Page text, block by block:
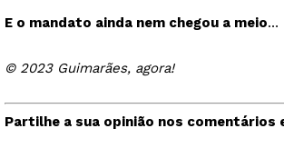
E o mandato ainda nem chegou a meio…
© 2023 Guimarães, agora!
Partilhe a sua opinião nos comentários